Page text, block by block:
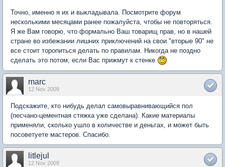
Точно, именно я их и выкладывала. Посмотрите форум
несколькими месяцами ранее пожалуйста, чтобы не повторяться.
Я же Вам говорю, что формально Ваш товарищ прав, но в нашей
стране во избежании лишних приключений на свои "вторые 90" не
все стоит торопиться делать по правилам. Никогда не поздно
сделать это потом, если Вас прижмут к стенке
marc
12 Nov 2009
Подскажите, кто нибудь делал самовыравнивающийся пол
(песчано-цементная стяжка уже сделана). Какие материалы
применяли, сколько ушло в количестве и деньгах, и может быть
посоветуете мастеров. Спасибо.
litlejul
12 Nov 2009